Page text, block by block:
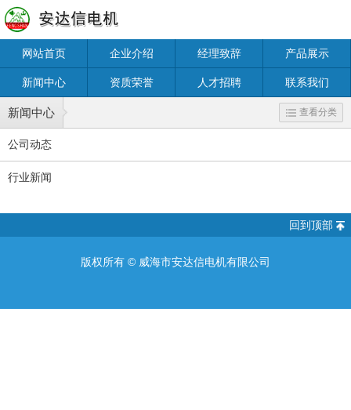
网站首页 企业介绍 经理致辞 产品展示
新闻中心 资质荣誉 人才招聘 联系我们
新闻中心 查看分类
公司动态
行业新闻
回到顶部
版权所有 © 威海市安达信电机有限公司